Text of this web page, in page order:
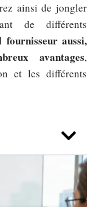
ainsi de jongler
de différents
fournisseur aussi,
avantages,
et les différents